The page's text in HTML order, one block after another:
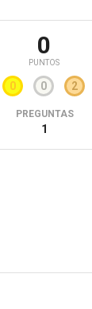
0
PUNTOS
0 0 2
PREGUNTAS
1